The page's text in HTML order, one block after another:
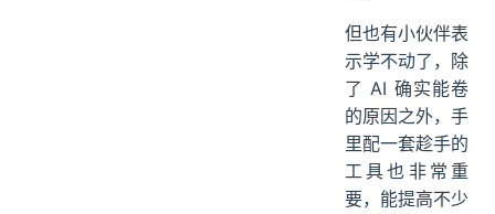
但也有小伙伴表
示学不动了，除
了 AI 确实能卷
的原因之外，手
里配一套趁手的
工具也非常重
要，能提高不少